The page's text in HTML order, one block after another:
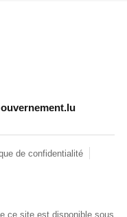
de confidentialité
ce site est disponible sous